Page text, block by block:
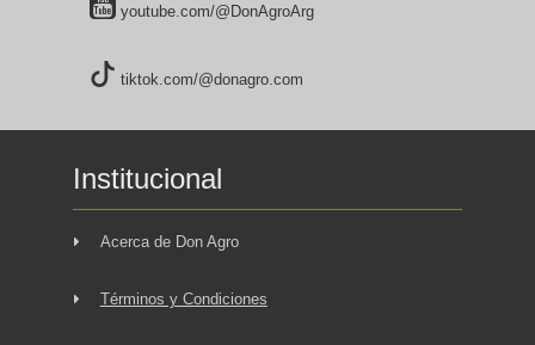
youtube.com/@DonAgroArg
tiktok.com/@donagro.com
Institucional
Acerca de Don Agro
Términos y Condiciones